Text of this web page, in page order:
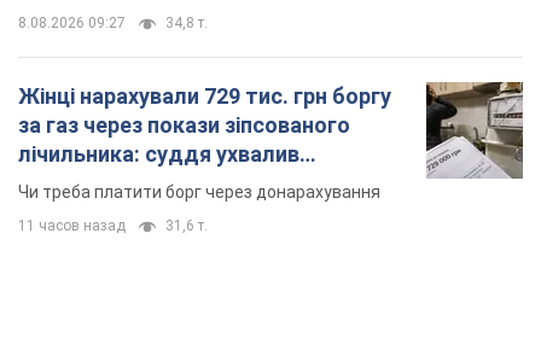
8.08.2026 09:27 34,8 т.
Жінці нарахували 729 тис. грн боргу
за газ через покази зіпсованого
лічильника: суддя ухвалив
неочікуване рішення
Чи треба платити борг через донарахування
11 часов назад 31,6 т.